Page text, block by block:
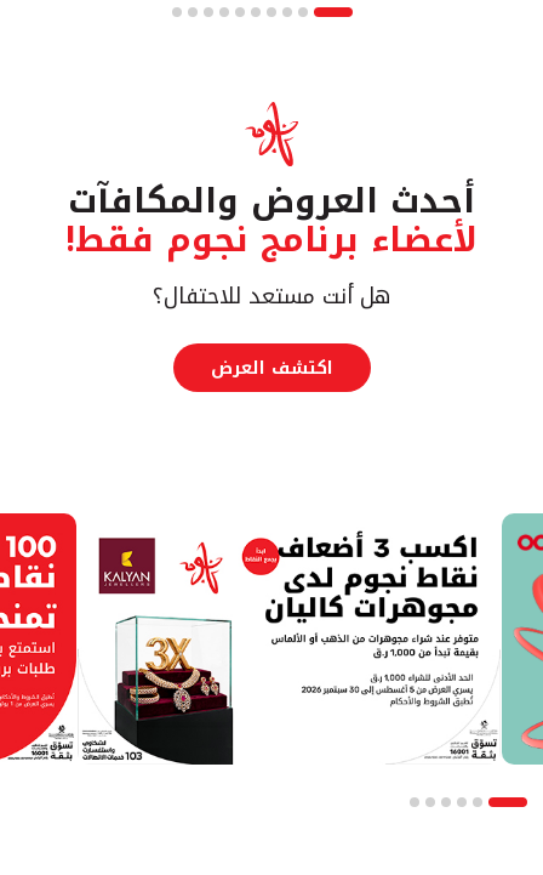
أحدث العروض والمكافآت
لأعضاء برنامج نجوم فقط!
هل أنت مستعد للاحتفال؟
اكتشف العرض